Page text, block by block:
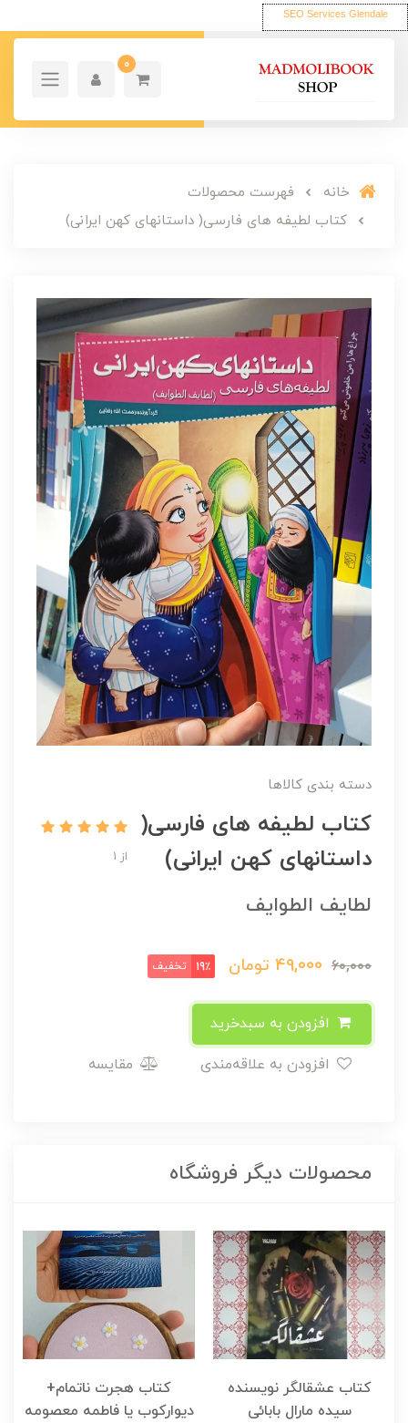
SEO Services Glendale
0
خانه
فهرست محصولات
کتاب لطیفه های فارسی( داستانهای کهن ایرانی)
دسته بندی کالاها
کتاب لطیفه های فارسی(
داستانهای کهن ایرانی)
از 1
لطایف الطوایف
60,000
49,000 تومان 19٪ تخفیف
مقایسه
محصولات دیگر فروشگاه
کتاب عشقالگر نویسنده
سیده مارال بابائی
کتاب هجرت ناتمام+
دیوارکوب یا فاطمه معصومه